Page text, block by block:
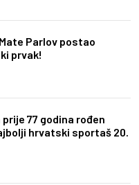
Parlov postao
prvak!
77 godina rođen
hrvatski sportaš 20.